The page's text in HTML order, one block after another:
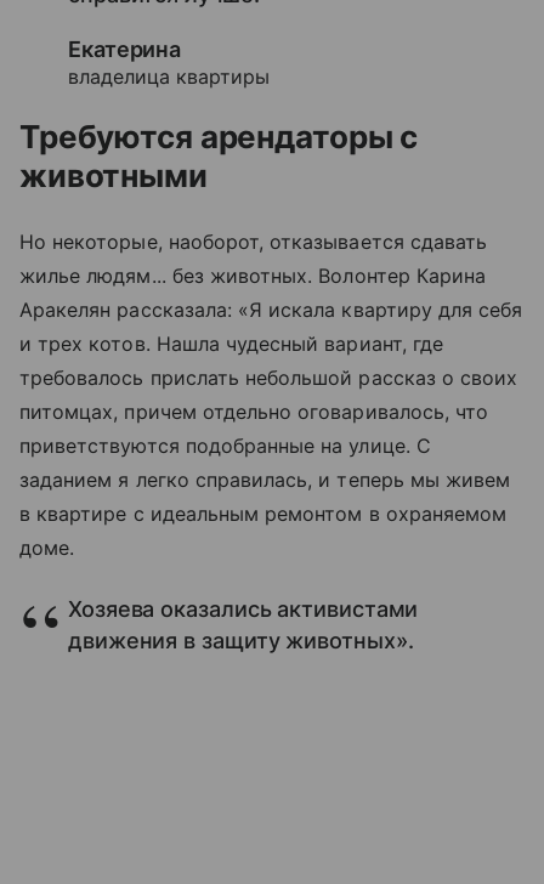
Екатерина
владелица квартиры
Требуются арендаторы с
животными
Но некоторые, наоборот, отказывается сдавать
жилье людям... без животных. Волонтер Карина
Аракелян рассказала: «Я искала квартиру для себя
и трех котов. Нашла чудесный вариант, где
требовалось прислать небольшой рассказ о своих
питомцах, причем отдельно оговаривалось, что
приветствуются подобранные на улице. С
заданием я легко справилась, и теперь мы живем
в квартире с идеальным ремонтом в охраняемом
доме.
Хозяева оказались активистами
движения в защиту животных».